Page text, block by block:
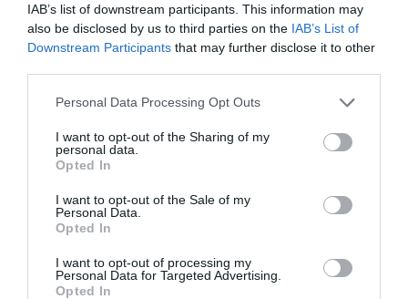
IAB’s list of downstream participants. This information may
also be disclosed by us to third parties on the IAB’s List of
Downstream Participants that may further disclose it to other
Please note that this website/app uses one or more Google
not limited to your visit or usage behaviour. You may click to
grant or deny consent to Google and its third-party tags to
use your data for below specified purposes in below Google
consent section.
Personal Data Processing Opt Outs
I want to opt-out of the Sharing of my
personal data.
Opted In
I want to opt-out of the Sale of my
Personal Data.
Opted In
I want to opt-out of processing my
Personal Data for Targeted Advertising.
Opted In
Otthon, háztartás
5000 FT MINTÁS EGYEDI
TERMÉKKÉP
Értékelés:
5.000Ft
Otthon, háztartás
THE REAL BOSS –
TERMÉKKÉP
Értékelés:
4.000Ft